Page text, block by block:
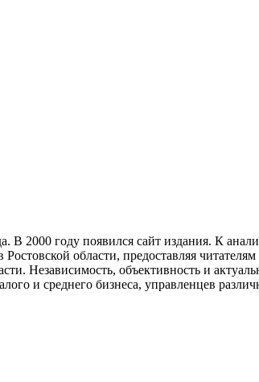
2000 году появился сайт издания. К
области, предоставляя
Независимость, объективность и
и среднего бизнеса, управленцев